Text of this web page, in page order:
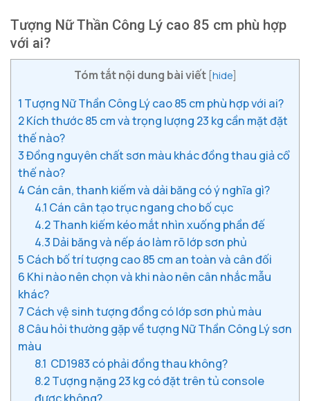
Tượng Nữ Thần Công Lý cao 85 cm phù hợp
với ai?
Tóm tắt nội dung bài viết [hide]
1 Tượng Nữ Thần Công Lý cao 85 cm phù hợp với ai?
2Kích thước 85 cm và trọng lượng 23 kg cần mặt đặt
thế nào?
3Đồng nguyên chất sơn màu khác đồng thau giả cổ
thế nào?
4 Cán cân, thanh kiếm và dải băng có ý nghĩa gì?
4.1 Cán cân tạo trục ngang cho bố cục
4.2Thanh kiếm kéo mắt nhìn xuống phần đế
4.3 Dải băng và nếp áo làm rõ lớp sơn phủ
5 Cách bố trí tượng cao 85 cm an toàn và cân đối
6 Khi nào nên chọn và khi nào nên cân nhắc mẫu
khác?
7 Cách vệ sinh tượng đồng có lớp sơn phủ màu
8Câu hỏi thường gặp về tượng Nữ Thần Công Lý sơn
màu
8.1 CD1983 có phải đồng thau không?
8.2Tượng nặng 23 kg có đặt trên tủ console